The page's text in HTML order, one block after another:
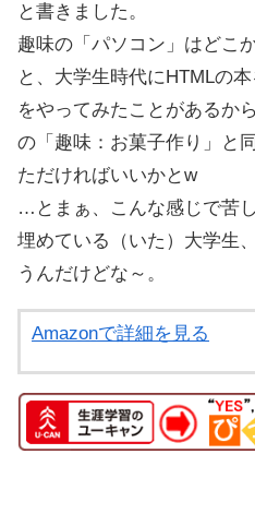
と書きました。
趣味の「パソコン」はどこ
と、大学生時代にHTMLの
をやってみたことがあるか
の「趣味：お菓子作り」と
ただければいいかとw
…とまぁ、こんな感じで苦
埋めている（いた）大学生
うんだけどな～。
Amazonで詳細を見る